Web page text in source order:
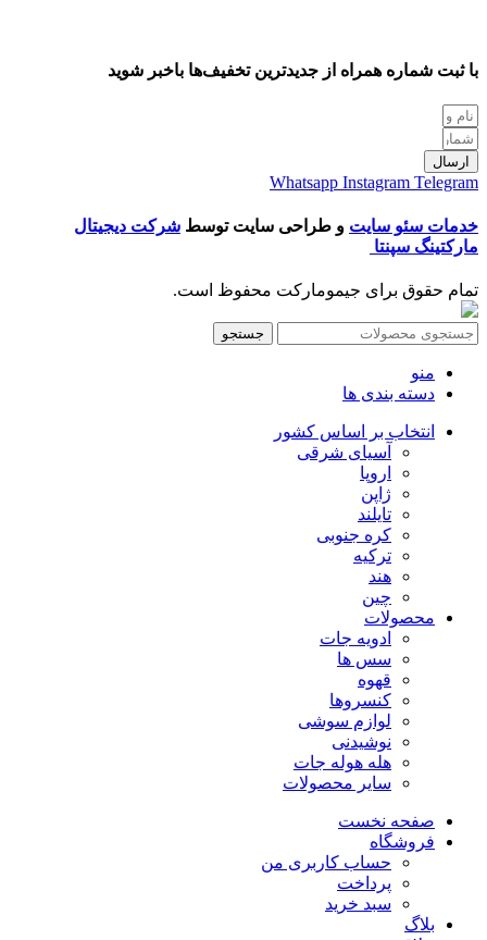
با ثبت شماره همراه از جدید‌ترین تخفیف‌ها با‌خبر شوید
ارسال
Whatsapp Instagram Telegram
خدمات سئو سایت و طراحی سایت توسط شرکت دیجیتال
مارکتینگ سپنتا
تمام حقوق برای جیمومارکت محفوظ است.
جستجو
منو
دسته بندی ها
انتخاب بر اساس کشور
آسیای شرقی
اروپا
ژاپن
تایلند
کره جنوبی
ترکیه
هند
چین
محصولات
ادویه جات
سس ها
قهوه
کنسروها
لوازم سوشی
نوشیدنی
هله هوله جات
سایر محصولات
صفحه نخست
فروشگاه
حساب کاربری من
پرداخت
سبد خرید
بلاگ